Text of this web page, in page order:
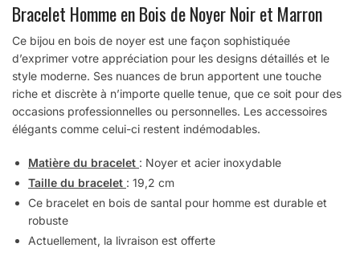
Bracelet Homme en Bois de Noyer Noir et Marron
Ce bijou en bois de noyer est une façon sophistiquée
d’exprimer votre appréciation pour les designs détaillés et le
style moderne. Ses nuances de brun apportent une touche
riche et discrète à n’importe quelle tenue, que ce soit pour des
occasions professionnelles ou personnelles. Les accessoires
élégants comme celui-ci restent indémodables.
Matière du bracelet : Noyer et acier inoxydable
Taille du bracelet : 19,2 cm
Ce bracelet en bois de santal pour homme est durable et
robuste
Actuellement, la livraison est offerte